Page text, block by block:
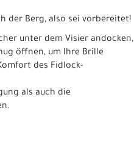
der Berg, also sei vorbereitet!
unter dem Visier andocken,
öffnen, um Ihre Brille
des Fidlock-
als auch die